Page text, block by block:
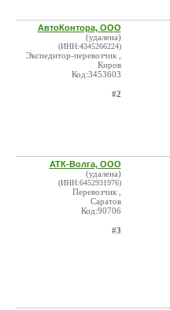
АвтоКонтора, ООО
(удалена)
(ИНН:4345266224)
Экспедитор-перевозчик ,
Киров
Код:3453603
#2
АТК-Волга, ООО
(удалена)
(ИНН:6452931976)
Перевозчик ,
Саратов
Код:90706
#3